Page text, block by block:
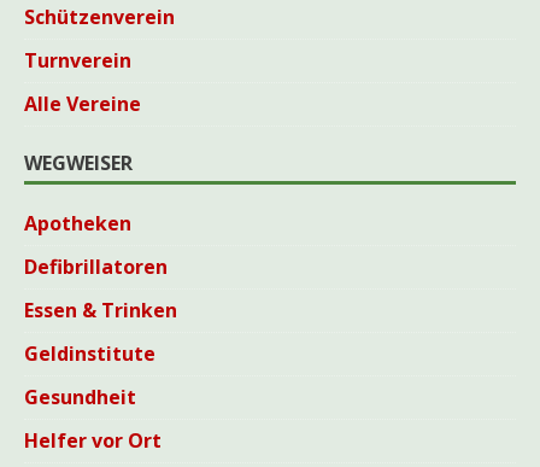
Schützenverein
Turnverein
Alle Vereine
WEGWEISER
Apotheken
Defibrillatoren
Essen & Trinken
Geldinstitute
Gesundheit
Helfer vor Ort